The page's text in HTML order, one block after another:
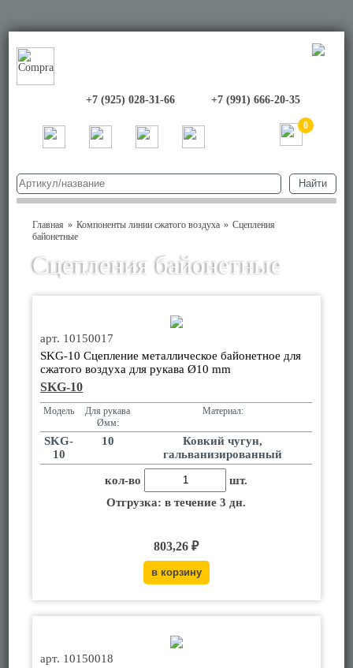
+7 (925) 028-31-66 +7 (991) 666-20-35
0
Главная Компоненты линии сжатого воздуха
Сцепления
байонетные
Сцепления байонетные
арт. 10150017
SKG-10 Сцепление металлическое байонетное для
сжатого воздуха для рукава Ø10 mm
SKG-10
Модель
Для рукава
Øмм:
Материал:
SKG-
10
10
Ковкий чугун,
гальванизированный
кол-во
шт.
Отгрузка: в течение 3 дн.
803,26 ₽
арт. 10150018